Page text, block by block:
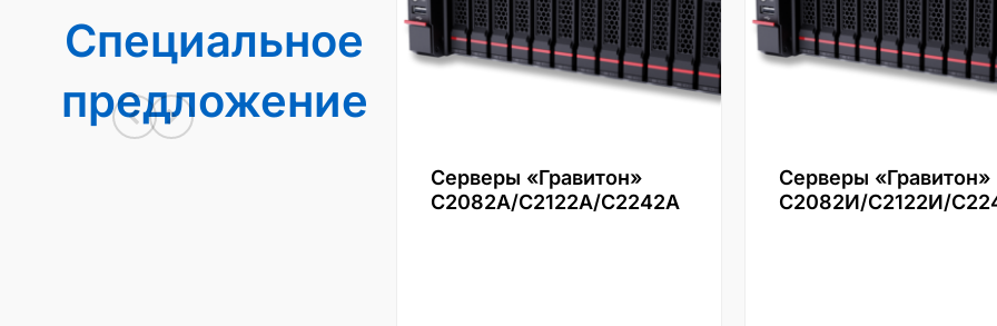
Специальное
предложение
Серверы «Гравитон»
С2082А/С2122А/С2242А
Серверы «Гравитон»
С2082И/С2122И/